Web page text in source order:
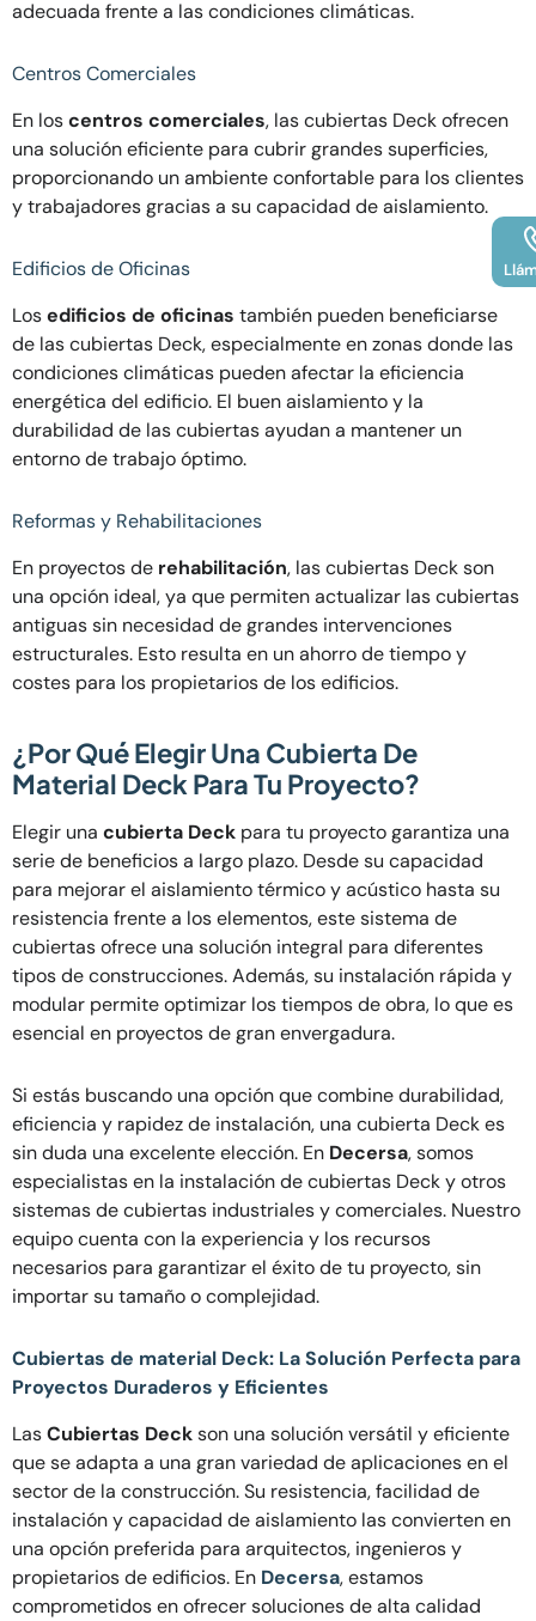
adecuada frente a las condiciones climáticas.
Centros Comerciales
En loscentros comerciales, las cubiertas Deck ofrecen
una solución eficiente para cubrir grandes superficies,
proporcionando un ambiente confortable para los clientes
y trabajadores gracias a su capacidad de aislamiento.
Edificios de Oficinas
Losedificios de oficinas también pueden beneficiarse
de las cubiertas Deck, especialmente en zonas donde las
condiciones climáticas pueden afectar la eficiencia
energética del edificio. El buen aislamiento y la
durabilidad de las cubiertas ayudan a mantener un
entorno de trabajo óptimo.
Reformas y Rehabilitaciones
En proyectos de rehabilitación, las cubiertas Deck son
una opción ideal, ya que permiten actualizar las cubiertas
antiguas sin necesidad de grandes intervenciones
estructurales. Esto resulta en un ahorro de tiempo y
costes para los propietarios de los edificios.
¿Por Qué Elegir Una Cubierta De
Material Deck Para Tu Proyecto?
Elegir una cubierta Deck para tu proyecto garantiza una
serie de beneficios a largo plazo. Desde su capacidad
para mejorar el aislamiento térmico y acústico hasta su
resistencia frente a los elementos, este sistema de
cubiertas ofrece una solución integral para diferentes
tipos de construcciones. Además, su instalación rápida y
modular permite optimizar los tiempos de obra, lo que es
esencial en proyectos de gran envergadura.
Si estás buscando una opción que combine durabilidad,
eficiencia y rapidez de instalación, una cubierta Deck es
sin duda una excelente elección. En Decersa, somos
especialistas en la instalación de cubiertas Deck y otros
sistemas de cubiertas industriales y comerciales. Nuestro
equipo cuenta con la experiencia y los recursos
necesarios para garantizar el éxito de tu proyecto, sin
importar su tamaño o complejidad.
Cubiertas de material Deck: La Solución Perfecta para
Proyectos Duraderos y Eficientes
LasCubiertas Deckson una solución versátil y eficiente
que se adapta a una gran variedad de aplicaciones en el
sector de la construcción. Su resistencia, facilidad de
instalación y capacidad de aislamiento las convierten en
una opción preferida para arquitectos, ingenieros y
propietarios de edificios. En Decersa, estamos
comprometidos en ofrecer soluciones de alta calidad